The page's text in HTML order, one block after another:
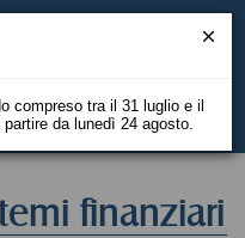
EN
finanziari
compreso tra il 31 luglio e il
da lunedì 24 agosto.